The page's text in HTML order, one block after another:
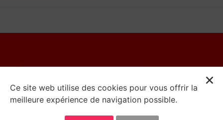
Mentions Légales
Ce site web utilise des cookies pour vous offrir la
meilleure expérience de navigation possible.